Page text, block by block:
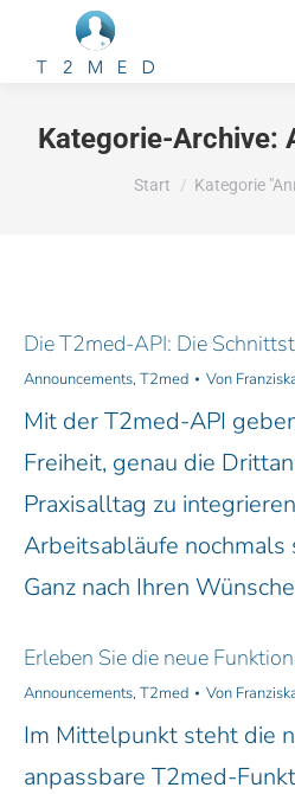
Kategorie-Archive:
Sie befinden
Start Kategorie
Die T2med-API: Die
Announcements, T2med Von
Mit der T2med-API
Freiheit, genau die
Praxisalltag zu
Arbeitsabläufe nochmals
Ganz nach Ihren
Erleben Sie die neue
Announcements, T2med Von
Im Mittelpunkt steht die
anpassbare T2med-